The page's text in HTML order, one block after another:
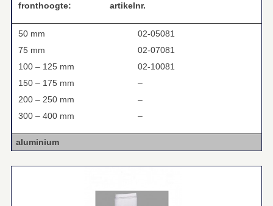
fronthoogte: artikelnr.
50 mm
02-05081
75 mm
02-07081
100 – 125 mm
02-10081
150 – 175 mm
–
200 – 250 mm
–
300 – 400 mm
–
aluminium